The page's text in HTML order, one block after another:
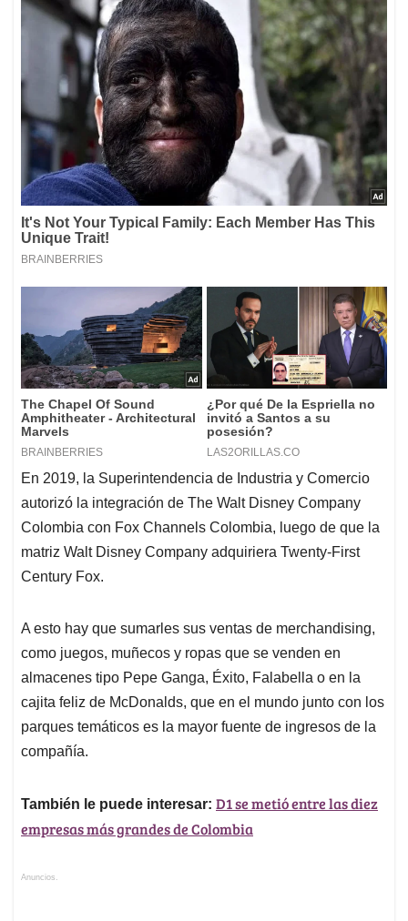
En 2019, la Superintendencia de Industria y Comercio
autorizó la integración de The Walt Disney Company
Colombia con Fox Channels Colombia, luego de que la
matriz Walt Disney Company adquiriera Twenty-First
Century Fox.
A esto hay que sumarles sus ventas de merchandising,
como juegos, muñecos y ropas que se venden en
almacenes tipo Pepe Ganga, Éxito, Falabella o en la
cajita feliz de McDonalds, que en el mundo junto con los
parques temáticos es la mayor fuente de ingresos de la
compañía.
También le puede interesar: D1 se metió entre las diez
empresas más grandes de Colombia
Anuncios.